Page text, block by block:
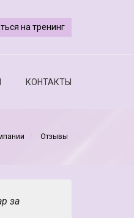
на тренинг
КОНТАКТЫ
Отзывы
за